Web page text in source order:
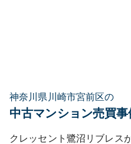
神奈川県川崎市宮前区の
中古マンション売買事
クレッセント鷺沼リブレス